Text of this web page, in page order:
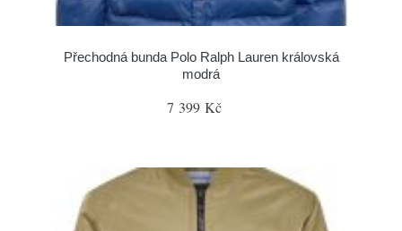
Přechodná bunda Polo Ralph Lauren královská
modrá
7 399 Kč